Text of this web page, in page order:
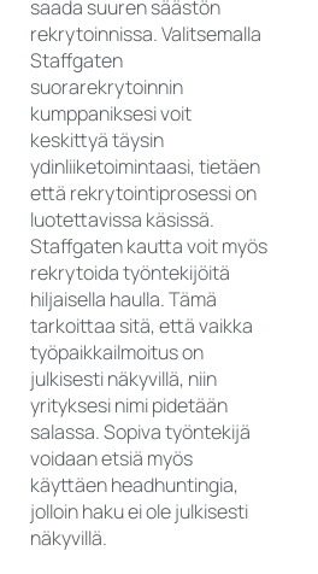
saada suuren säästön
rekrytoinnissa. Valitsemalla
Staffgaten
suorarekrytoinnin
kumppaniksesi voit
keskittyä täysin
ydinliiketoimintaasi, tietäen
että rekrytointiprosessi on
luotettavissa käsissä.
Staffgaten kautta voit myös
rekrytoida työntekijöitä
hiljaisella haulla. Tämä
tarkoittaa sitä, että vaikka
työpaikkailmoitus on
julkisesti näkyvillä, niin
yrityksesi nimi pidetään
salassa. Sopiva työntekijä
voidaan etsiä myös
käyttäen headhuntingia,
jolloin haku ei ole julkisesti
näkyvillä.